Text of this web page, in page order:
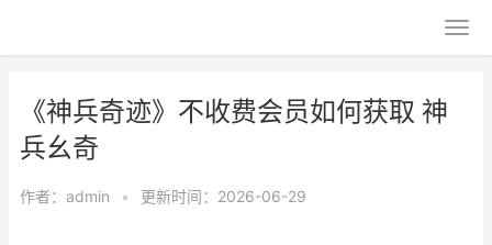
《神兵奇迹》不收费会员如何获取 神
兵幺奇
作者： admin • 更新时间：2026-06-29